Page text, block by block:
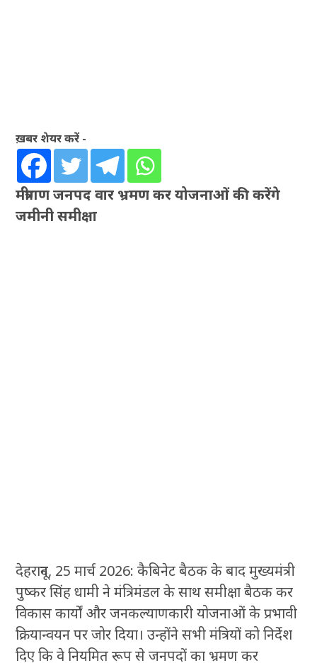
ख़बर शेयर करें -
मंत्रीगण जनपद वार भ्रमण कर योजनाओं की करेंगे
जमीनी समीक्षा
देहरादून, 25 मार्च 2026: कैबिनेट बैठक के बाद मुख्यमंत्री
पुष्कर सिंह धामी ने मंत्रिमंडल के साथ समीक्षा बैठक कर
विकास कार्यों और जनकल्याणकारी योजनाओं के प्रभावी
क्रियान्वयन पर जोर दिया। उन्होंने सभी मंत्रियों को निर्देश
दिए कि वे नियमित रूप से जनपदों का भ्रमण कर